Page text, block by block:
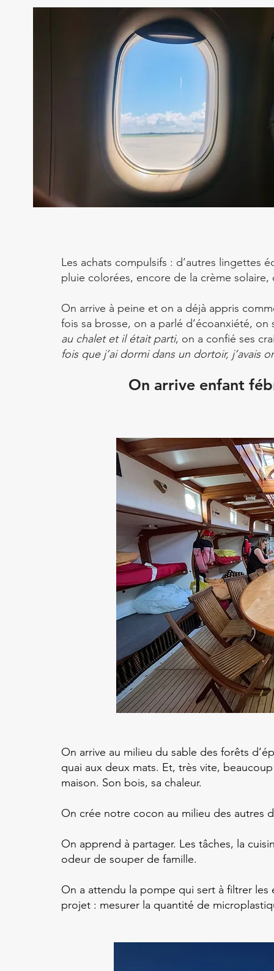
Les achats compulsifs : d’autres lingettes
pluie colorées, encore de la crème solaire,
On arrive à peine et on a déjà appris
fois sa brosse, on a parlé d’écoanxiété, on
au chalet et il était parti, on a confié ses
fois que j’ai dormi dans un dortoir, j’avais
On arrive enfant
On arrive au milieu du sable des forêts
quai aux deux mats. Et, très vite,
maison. Son bois, sa chaleur.
On crée notre cocon au milieu des autres
On apprend à partager. Les tâches, la
odeur de souper de famille.
On a attendu la pompe qui sert à filtrer
projet : mesurer la quantité de